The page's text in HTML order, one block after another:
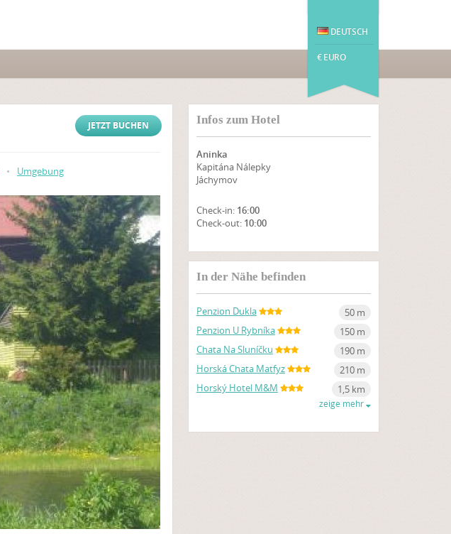
DEUTSCH
€ EURO
JETZT BUCHEN
• Umgebung
Infos zum Hotel
Aninka
Kapitána Nálepky
Jáchymov
Check-in: 16:00
Check-out: 10:00
ZEIGE AUF KARTE
In der Nähe befinden
Penzion Dukla
50 m
Penzion U Rybníka
150 m
Chata Na Sluníčku
190 m
Horská Chata Matfyz
210 m
Horský Hotel M&M
1,5 km
zeige mehr